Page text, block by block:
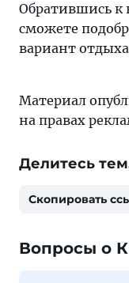
Обратившись
сможете
вариант
Материал
на правах
Делитесь
Скопировать
Вопросы о